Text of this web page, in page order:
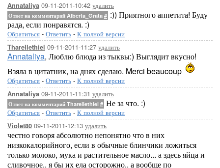
Annataliya 09-11-2011-10:42 удалить
Ответ на комментарий Alberta_Grata # :)) Приятного аппетита! Буду
рада, если понравятся. :)
Обратиться - Ответить - К полной версии
Tharellethiel 09-11-2011-11:27 удалить
Annataliya, Люблю блюда из тыквы:) Выглядит вкусно!
Взяла в цитатник, на днях сделаю. Merci beaucoup
Обратиться - Ответить - К полной версии
Annataliya 09-11-2011-11:31 удалить
Ответ на комментарий Tharellethiel # Не за что. :)
Обратиться - Ответить - К полной версии
Violet80 09-11-2011-12:13 удалить
честно говоря абсолютно непонятно что в них
низкокалорийного, если в обычные блинчики ложиться
только молоко, мука и растительное масло... а здесь яйца и
сливочное.. я бы их ела осторожно.. а вообще по